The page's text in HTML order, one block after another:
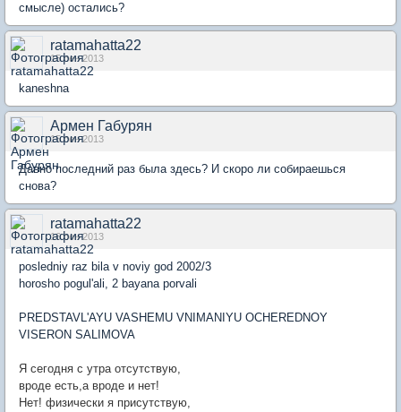
смысле) остались?
ratamahatta22
15 сен 2013
kaneshna
Армен Габурян
15 сен 2013
Давно последний раз была здесь? И скоро ли собираешься
снова?
ratamahatta22
16 сен 2013
posledniy raz bila v noviy god 2002/3
horosho pogul'ali, 2 bayana porvali
PREDSTAVL'AYU VASHEMU VNIMANIYU OCHEREDNOY
VISERON SALIMOVA
Я сегодня с утра отсутствую,
вроде есть,а вроде и нет!
Нет! физически я присутствую,